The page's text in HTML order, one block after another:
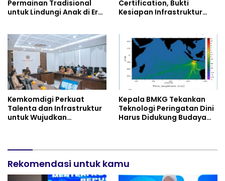
Permainan Tradisional
untuk Lindungi Anak di Era
Certification, Bukti
Kesiapan Infrastruktur
Kemkomdigi Perkuat
Talenta dan Infrastruktur
untuk Wujudkan
Kepala BMKG Tekankan
Teknologi Peringatan Dini
Harus Didukung Budaya
Rekomendasi untuk kamu